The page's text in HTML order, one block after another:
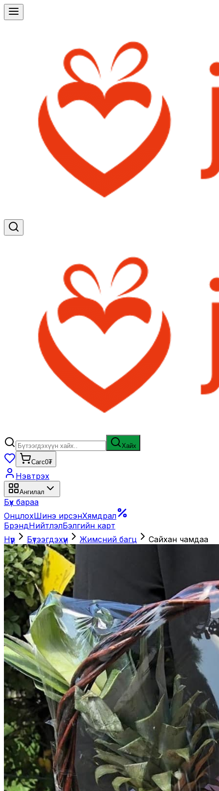
Хайх
Сагс0₮
Нэвтрэх
Ангилал
Бүх бараа
ОнцлохШинэ ирсэнХямдрал
БрэндНийтлэлБэлгийн карт
Нүүр
Бүтээгдэхүүн Жимсний багц Сайхан чамдаа